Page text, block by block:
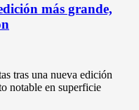
más grande,
tras una nueva edición
notable en superficie